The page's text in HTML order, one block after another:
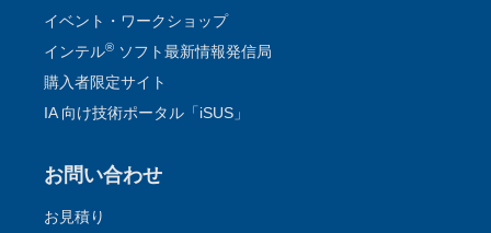
イベント・ワークショップ
インテル® ソフト最新情報発信局
購入者限定サイト
IA 向け技術ポータル「iSUS」
お問い合わせ
お見積り